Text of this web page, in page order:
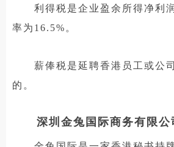
利得税是企业盈余所得净利润
率为16.5%。
薪俸税是延聘香港员工或公
的。
深圳金兔国际商务有限公